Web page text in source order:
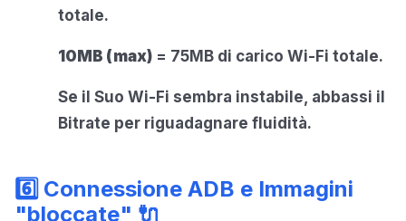
totale.
10MB (max) = 75MB di carico Wi-Fi totale.
Se il Suo Wi-Fi sembra instabile, abbassi il
Bitrate per riguadagnare fluidità.
6️⃣ Connessione ADB e Immagini
"bloccate" 🔌